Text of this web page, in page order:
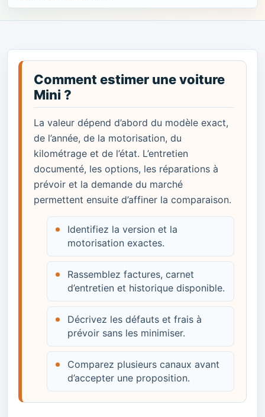
Comment estimer une voiture
Mini ?
La valeur dépend d’abord du modèle exact,
de l’année, de la motorisation, du
kilométrage et de l’état. L’entretien
documenté, les options, les réparations à
prévoir et la demande du marché
permettent ensuite d’affiner la comparaison.
Identifiez la version et la
motorisation exactes.
Rassemblez factures, carnet
d’entretien et historique disponible.
Décrivez les défauts et frais à
prévoir sans les minimiser.
Comparez plusieurs canaux avant
d’accepter une proposition.